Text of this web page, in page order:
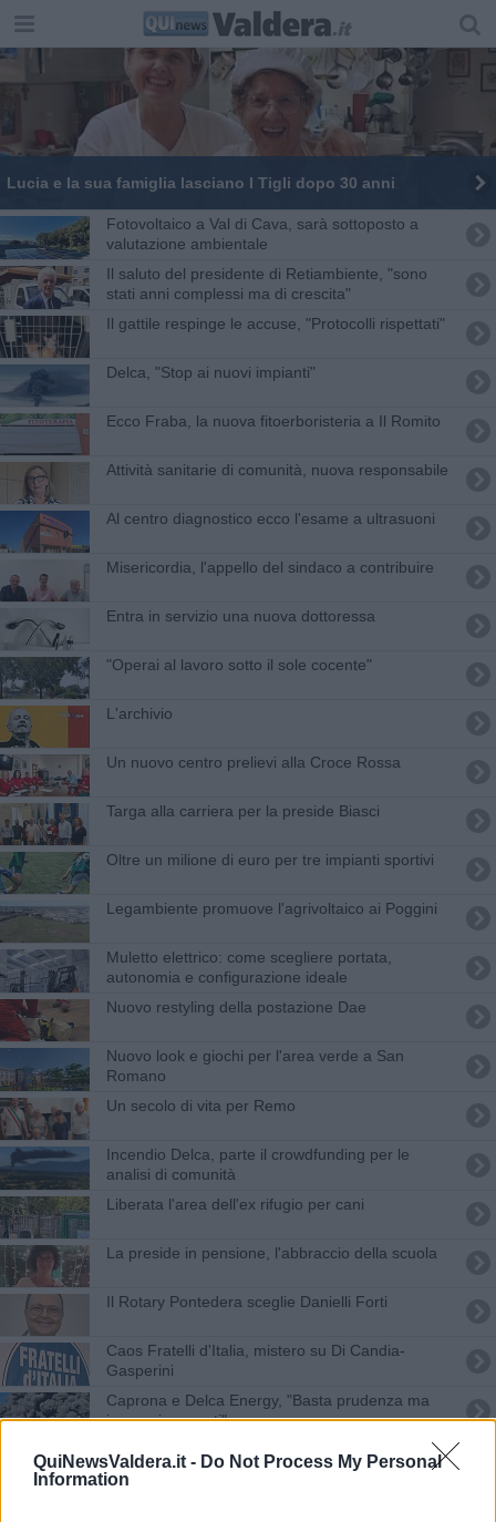
QuiNewsValdera.it - Do Not Process My Personal
Information
Lucia e la sua famiglia lasciano I Tigli dopo 30 anni
Fotovoltaico a Val di Cava, sarà sottoposto a
valutazione ambientale
Il saluto del presidente di Retiambiente, "sono
stati anni complessi ma di crescita"
Il gattile respinge le accuse, "Protocolli rispettati"
Delca, "Stop ai nuovi impianti"
Ecco Fraba, la nuova fitoerboristeria a Il Romito
Attività sanitarie di comunità, nuova responsabile
Al centro diagnostico ecco l'esame a ultrasuoni
Misericordia, l'appello del sindaco a contribuire
Entra in servizio una nuova dottoressa
"Operai al lavoro sotto il sole cocente"
L'archivio
Un nuovo centro prelievi alla Croce Rossa
Targa alla carriera per la preside Biasci
Oltre un milione di euro per tre impianti sportivi
Legambiente promuove l'agrivoltaico ai Poggini
Muletto elettrico: come scegliere portata,
autonomia e configurazione ideale
Nuovo restyling della postazione Dae
Nuovo look e giochi per l'area verde a San
Romano
Un secolo di vita per Remo
Incendio Delca, parte il crowdfunding per le
analisi di comunità
Liberata l'area dell'ex rifugio per cani
La preside in pensione, l'abbraccio della scuola
Il Rotary Pontedera sceglie Danielli Forti
Caos Fratelli d'Italia, mistero su Di Candia-
Gasperini
Caprona e Delca Energy, "Basta prudenza ma
impegni concreti"
chiedono più informazioni